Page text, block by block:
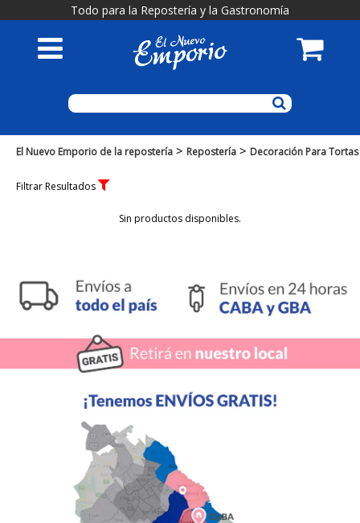
Todo para la Repostería y la Gastronomía
El Nuevo Emporio de la repostería > Repostería > Decoración Para Tortas
Filtrar Resultados
Sin productos disponibles.